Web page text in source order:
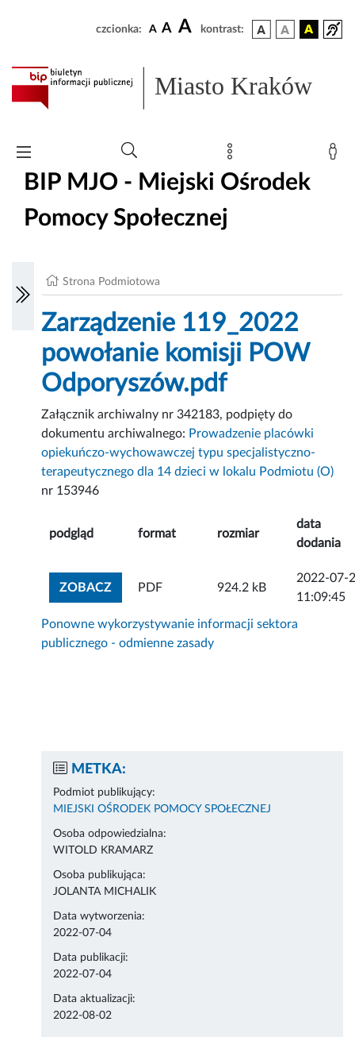
czcionka: A A A kontrast:
Miasto Kraków
BIP MJO - Miejski Ośrodek
Pomocy Społecznej
Strona Podmiotowa
Zarządzenie 119_2022
powołanie komisji POW
Odporyszów.pdf
Załącznik archiwalny nr 342183, podpięty do
dokumentu archiwalnego: Prowadzenie placówki
opiekuńczo-wychowawczej typu specjalistyczno-
terapeutycznego dla 14 dzieci w lokalu Podmiotu (O)
nr 153946
podgląd format rozmiar
data
dodania
ZOBACZZOBACZ ZAŁĄCZNIK
PDF 924.2 kB
2022-07-
11:09:45
Ponowne wykorzystywanie informacji sektora
publicznego - odmienne zasady
METKA:
Podmiot publikujący:
MIEJSKI OŚRODEK POMOCY SPOŁECZNEJ
Osoba odpowiedzialna:
WITOLD KRAMARZ
Osoba publikująca:
JOLANTA MICHALIK
Data wytworzenia:
2022-07-04
Data publikacji:
2022-07-04
Data aktualizacji:
2022-08-02